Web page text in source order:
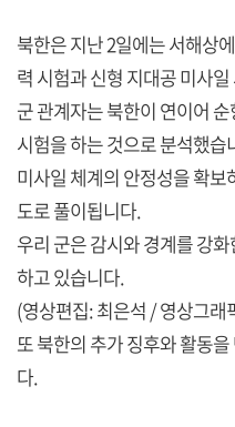
북한은 지난 2일에는 서해상
력 시험과 신형 지대공 미사
군 관계자는 북한이 연이어
시험을 하는 것으로 분석했습
미사일 체계의 안정성을 확
도로 풀이됩니다.
우리 군은 감시와 경계를 강
하고 있습니다.
(영상편집: 최은석 / 영상그래
또 북한의 추가 징후와 활동
다.